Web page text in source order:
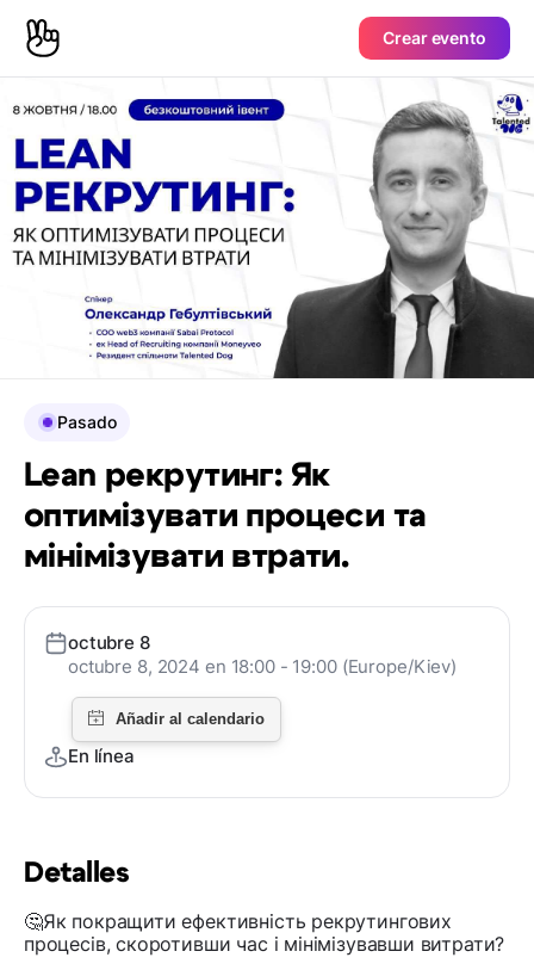
Crear evento
Detalles
🤔Як покращити ефективність рекрутингових
процесів, скоротивши час і мінімізувавши витрати?
Pasado
Lean рекрутинг: Як
оптимізувати процеси та
мінімізувати втрати.
octubre 8
octubre 8, 2024 en 18:00 - 19:00 (Europe/Kiev)
En línea